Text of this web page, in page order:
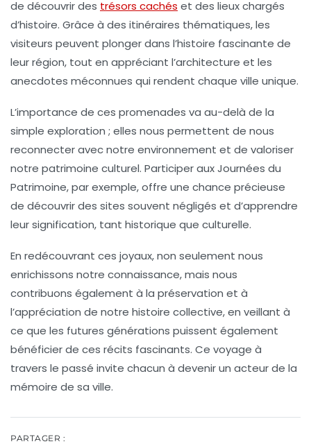
de découvrir des trésors cachés et des lieux chargés
d’histoire. Grâce à des itinéraires thématiques, les
visiteurs peuvent plonger dans l’histoire fascinante de
leur région, tout en appréciant l’architecture et les
anecdotes méconnues qui rendent chaque ville unique.
L’importance de ces promenades va au-delà de la
simple exploration ; elles nous permettent de nous
reconnecter avec notre environnement et de valoriser
notre patrimoine culturel. Participer auxJournées du
Patrimoine, par exemple, offre une chance précieuse
de découvrir des sites souvent négligés et d’apprendre
leur signification, tant historique que culturelle.
En redécouvrant ces joyaux, non seulement nous
enrichissons notre connaissance, mais nous
contribuons également à la préservation et à
l’appréciation de notre histoire collective, en veillant à
ce que les futures générations puissent également
bénéficier de ces récits fascinants. Ce voyage à
travers le passé invite chacun à devenir un acteur de la
mémoire de sa ville.
PARTAGER :